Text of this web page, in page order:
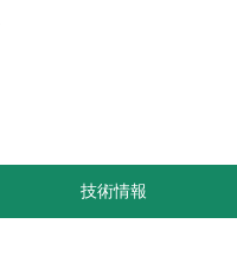
技術情報